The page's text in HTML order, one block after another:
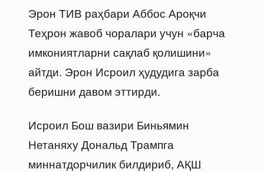
Эрон ТИВ раҳбари Аббос Ароқчи
Теҳрон жавоб чоралари учун «барча
имкониятларни сақлаб қолишини»
айтди. Эрон Исроил ҳудудига зарба
беришни давом эттирди.
Исроил Бош вазири Биньямин
Нетаняху Дональд Трампга
миннатдорчилик билдириб, АҚШ